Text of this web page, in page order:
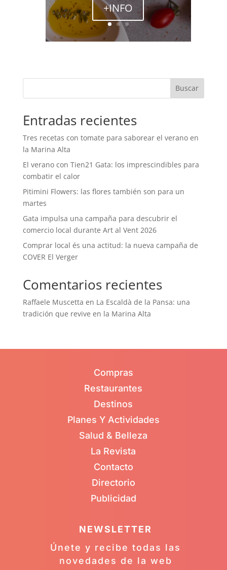
+INFO
Buscar
Entradas recientes
Tres recetas con tomate para saborear el verano en
la Marina Alta
El verano con Tien21 Gata: los imprescindibles para
combatir el calor
Pitimini Flowers: las flores también son para un
martes
Gata impulsa una campaña para descubrir el
comercio local durante Art al Vent 2026
Comprar local és una actitud: la nueva campaña de
COVER El Verger
Comentarios recientes
Raffaele Muscetta en La Escaldà de la Pansa: una
tradición que revive en la Marina Alta
Compras
Restaurantes
Destinos
Planes Y Actividades
Salud & Belleza
La Revista
Contacto
Directorio
Publicidad
NEWSLETTER
Únete y recibe todas las
novedades de la web